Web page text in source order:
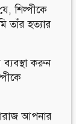
শিল্পীকে
তাঁর হত্যার
ব্যবস্থা করুন
আপনার